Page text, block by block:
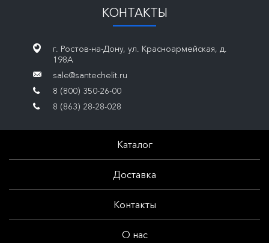
КОНТАКТЫ
г. Ростов-на-Дону, ул. Красноармейская, д.
198А
sale@santechelit.ru
8 (800) 350-26-00
8 (863) 28-28-028
Каталог
Доставка
Контакты
О нас